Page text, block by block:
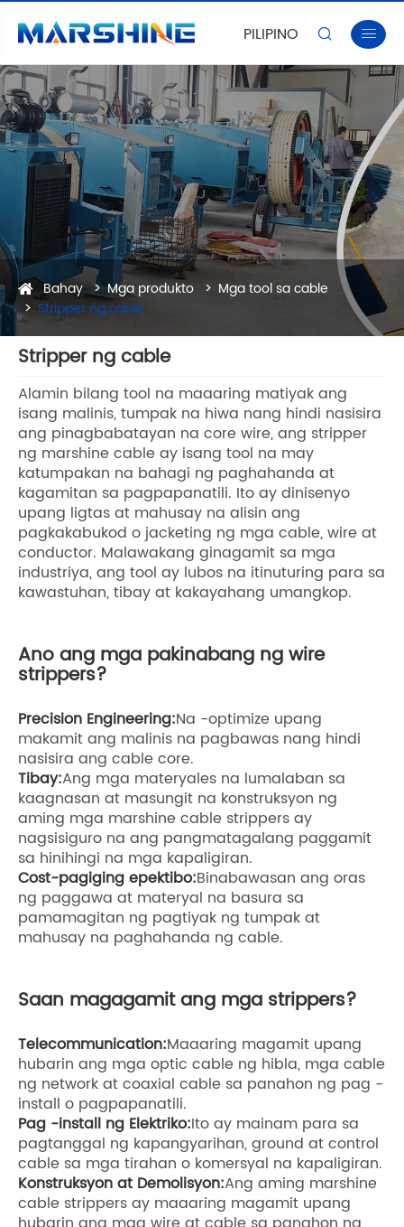
PILIPINO  
Bahay Mga produkto
Mga tool sa cable
Stripper ng cable
Stripper ng cable
Alamin bilang tool na maaaring matiyak ang
isang malinis, tumpak na hiwa nang hindi nasisira
ang pinagbabatayan na core wire, ang stripper
ng marshine cable ay isang tool na may
katumpakan na bahagi ng paghahanda at
kagamitan sa pagpapanatili. Ito ay dinisenyo
upang ligtas at mahusay na alisin ang
pagkakabukod o jacketing ng mga cable, wire at
conductor. Malawakang ginagamit sa mga
industriya, ang tool ay lubos na itinuturing para sa
kawastuhan, tibay at kakayahang umangkop.
Ano ang mga pakinabang ng wire
strippers?
Precision Engineering:Na -optimize upang
makamit ang malinis na pagbawas nang hindi
nasisira ang cable core.
Tibay:Ang mga materyales na lumalaban sa
kaagnasan at masungit na konstruksyon ng
aming mga marshine cable strippers ay
nagsisiguro na ang pangmatagalang paggamit
sa hinihingi na mga kapaligiran.
Cost-pagiging epektibo:Binabawasan ang oras
ng paggawa at materyal na basura sa
pamamagitan ng pagtiyak ng tumpak at
mahusay na paghahanda ng cable.
Saan magagamit ang mga strippers?
Telecommunication:Maaaring magamit upang
hubarin ang mga optic cable ng hibla, mga cable
ng network at coaxial cable sa panahon ng pag -
install o pagpapanatili.
Pag -install ng Elektriko:Ito ay mainam para sa
pagtanggal ng kapangyarihan, ground at control
cable sa mga tirahan o komersyal na kapaligiran.
Konstruksyon at Demolisyon:Ang aming marshine
cable strippers ay maaaring magamit upang